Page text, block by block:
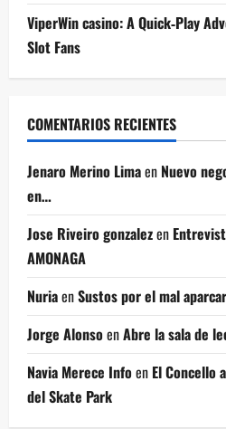
ViperWin casino: A Quick‑Play
Slot Fans
COMENTARIOS RECIENTES
Jenaro Merino Limaen Nuevo
en…
Jose Riveiro gonzalezen
AMONAGA
NuriaenSustos por el mal
Jorge AlonsoenAbre la sala de
Navia Merece Infoen El Concello
del Skate Park